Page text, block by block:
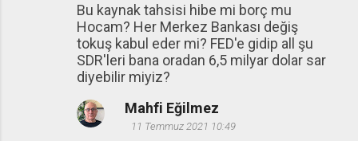
Bu kaynak tahsisi hibe mi borç mu
Hocam? Her Merkez Bankası değiş
tokuş kabul eder mi? FED'e gidip all şu
SDR'leri bana oradan 6,5 milyar dolar sar
diyebilir miyiz?
Mahfi Eğilmez
11 Temmuz 2021 10:49